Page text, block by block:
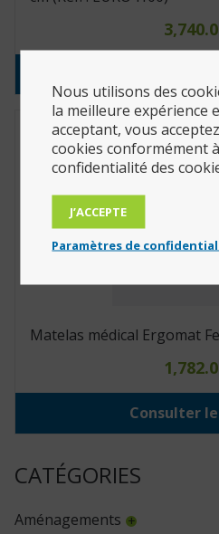
CATÉGORIES
Aménagements
Matelas médical Ergomat
Consulter
Nous utilisons des
la meilleure expérience
acceptant, vous
cookies conformément
confidentialité des
J’ACCEPTE
Paramètres de